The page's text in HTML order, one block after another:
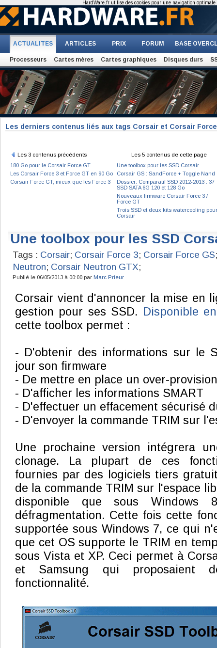
ACTUALITES ARTICLES PRIX FORUM BASE
Processeurs Cartes mères Cartes graphiques Disques durs
Les derniers contenus liés aux tags Corsair et Corsair
Les 3 contenus précédents
180 Go pour le Corsair Force GT
Les Corsair Force 3 et Force GT en 90 Go
Corsair Force GT, mieux que les Force 3
Les 5 contenus de cette page
Une toolbox pour les SSD Corsair
Corsair GS : SandForce + Toggle Nand
Dossier: Comparatif SSD 2012-2013 : 37
SSD SATA 6G 120 et 128 Go
Nouveaux firmware Corsair Force 3 /
Force GT
Trois SSD et deux kits watercooling pour
Corsair
Une toolbox pour les SSD
Tags : Corsair; Corsair Force 3; Corsair Force GS
Neutron; Corsair Neutron GTX;
Publié le 06/05/2013 à 00:00 par Marc Prieur
Corsair vient d'annoncer la mise en
gestion pour ses SSD. Disponible
cette toolbox permet :
- D'obtenir des informations sur le
jour son firmware
- De mettre en place un over-
- D'afficher les informations SMART
- D'effectuer un effacement sécurisé
- D'envoyer la commande TRIM sur
Une prochaine version intégrera
clonage. La plupart de ces
fournies par des logiciels tiers
de la commande TRIM sur l'espace
disponible que sous
défragmentation. Cette fois cette
supportée sous Windows 7, ce qui
que cet OS supporte le TRIM en
sous Vista et XP. Ceci permet à
et Samsung qui proposaient
fonctionnalité.
HardWare.fr utilise des cookies pour une navigation